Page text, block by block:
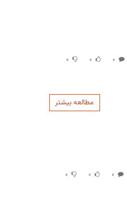
0
0
0
مطالعه بیشتر
0
0
0